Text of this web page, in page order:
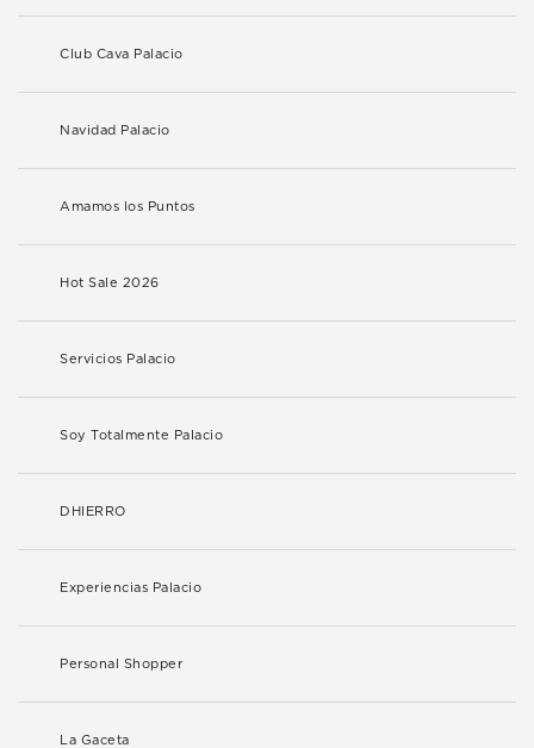
Club Cava Palacio
Navidad Palacio
Amamos los Puntos
Hot Sale 2026
Servicios Palacio
Soy Totalmente Palacio
DHIERRO
Experiencias Palacio
Personal Shopper
La Gaceta